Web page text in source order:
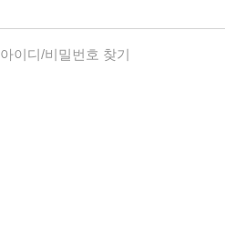
아이디/비밀번호 찾기